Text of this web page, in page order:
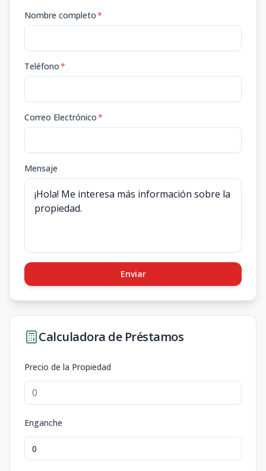
Nombre completo*
Teléfono*
Correo Electrónico*
Mensaje
Enviar
Calculadora de Préstamos
Precio de la Propiedad
Enganche